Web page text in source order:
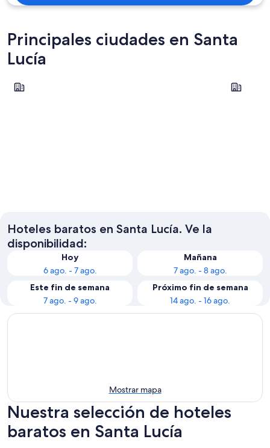
Principales ciudades en Santa
Lucía
Soufrière Gros Islet
Hoteles baratos en Santa Lucía. Ve la
disponibilidad:
Hoy
6 ago. - 7 ago.
Mañana
7 ago. - 8 ago.
Este fin de semana
7 ago. - 9 ago.
Próximo fin de semana
14 ago. - 16 ago.
Mostrar mapa
Nuestra selección de hoteles
baratos en Santa Lucía